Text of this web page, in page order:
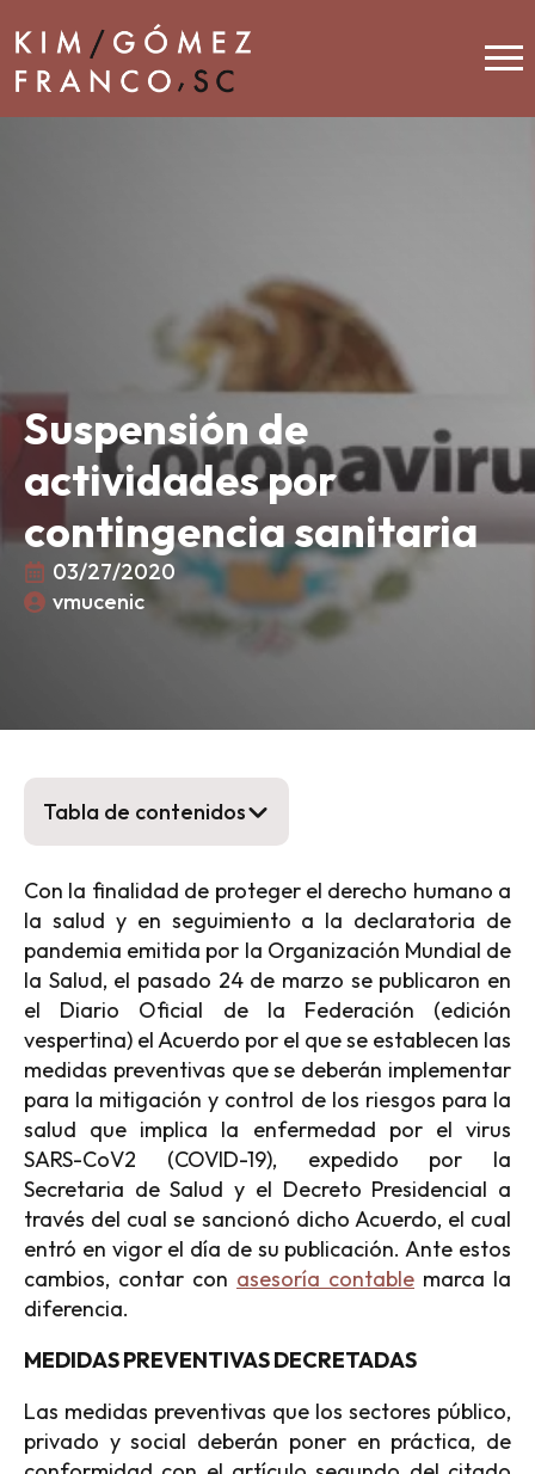
Suspensión de
actividades por
contingencia sanitaria
03/27/2020
vmucenic
Tabla de contenidos
Con la finalidad de proteger el derecho humano a
la salud y en seguimiento a la declaratoria de
pandemia emitida por la Organización Mundial de
la Salud, el pasado 24 de marzo se publicaron en
el Diario Oficial de la Federación (edición
vespertina) el Acuerdo por el que se establecen las
medidas preventivas que se deberán implementar
para la mitigación y control de los riesgos para la
salud que implica la enfermedad por el virus
SARS-CoV2 (COVID-19), expedido por la
Secretaria de Salud y el Decreto Presidencial a
través del cual se sancionó dicho Acuerdo, el cual
entró en vigor el día de su publicación. Ante estos
cambios, contar con asesoría contable marca la
diferencia.
MEDIDAS PREVENTIVAS DECRETADAS
Las medidas preventivas que los sectores público,
privado y social deberán poner en práctica, de